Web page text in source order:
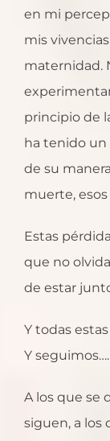
en mi
mis
maternidad.
principio de
ha tenido un
de su
muerte,
Estas
que no
de estar
Y todas estas
Y seguimos….
A los que se
siguen, a los